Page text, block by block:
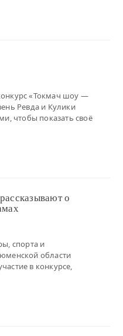
«Токмач шоу —
Ревда и Кулики
чтобы показать своё
о
спорта и
области
в конкурсе,